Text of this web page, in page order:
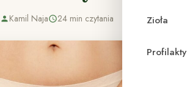
Zioła
Kamil Naja 24 min czytania